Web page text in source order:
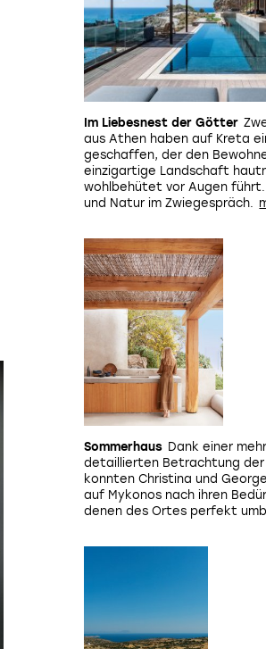
Im Liebesnest der Götter
aus Athen haben auf Kreta
geschaffen, der den
einzigartige Landschaft
wohlbehütet vor Augen
und Natur im Zwiegespräch.
Sommerhaus Dank einer
detaillierten Betrachtung der
konnten Christina und
auf Mykonos nach ihren
denen des Ortes perfekt